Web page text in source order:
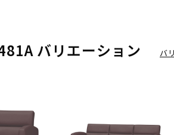
バリエーション バ